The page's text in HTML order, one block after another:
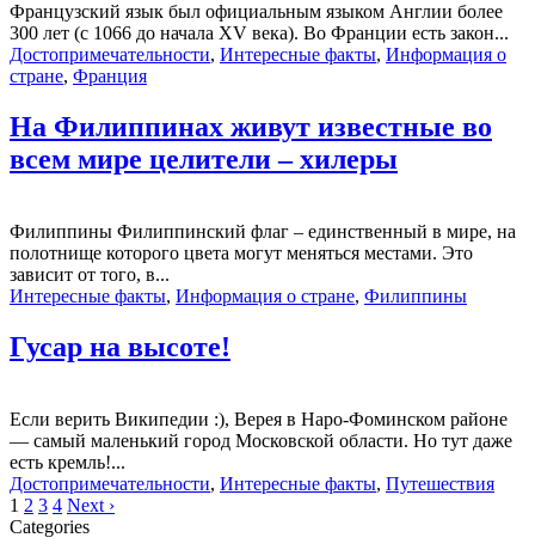
Французский язык был официальным языком Англии более
300 лет (с 1066 до начала XV века). Во Франции есть закон...
Достопримечательности, Интересные факты, Информация о
стране, Франция
На Филиппинах живут известные во
всем мире целители – хилеры
Филиппины Филиппинский флаг – единственный в мире, на
полотнище которого цвета могут меняться местами. Это
зависит от того, в...
Интересные факты, Информация о стране, Филиппины
Гусар на высоте!
Если верить Википедии :), Верея в Наро-Фоминском районе
— самый маленький город Московской области. Но тут даже
есть кремль!...
Достопримечательности, Интересные факты, Путешествия
1 2 3 4 Next ›
Categories